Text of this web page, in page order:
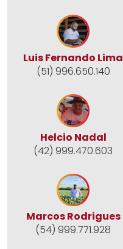
Luis Fernando Lima
(51) 996.650.140
Helcio Nadal
(42) 999.470.603
Marcos Rodrigues
(54) 999.771.928